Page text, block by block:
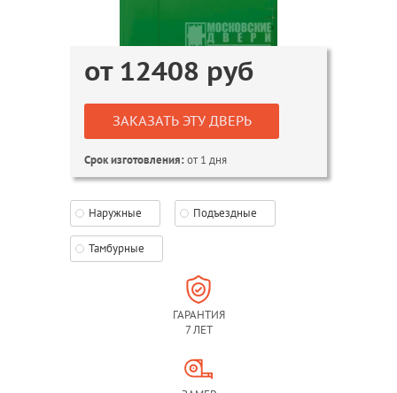
от 12408 руб
ЗАКАЗАТЬ ЭТУ ДВЕРЬ
Срок изготовления:от 1 дня
Наружные Подъездные
Тамбурные
ГАРАНТИЯ
7 ЛЕТ